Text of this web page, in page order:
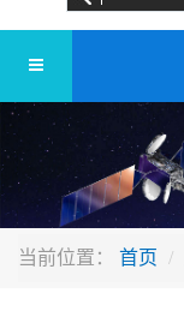
当前位置： 首页